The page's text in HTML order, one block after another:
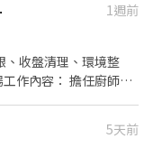
需要的食材。 ．協助測
時段 請先
晚班 16:30-21:30 假日
期工讀，寒/暑期工讀
人員
1週前
、收盤清理、環境整
5天前